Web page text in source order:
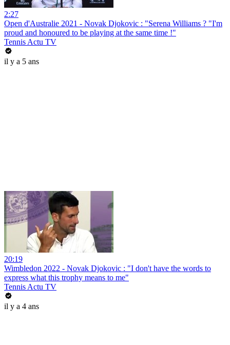
2:27
Open d'Australie 2021 - Novak Djokovic : "Serena Williams ? "I'm
proud and honoured to be playing at the same time !"
Tennis Actu TV
il y a 5 ans
20:19
Wimbledon 2022 - Novak Djokovic : "I don't have the words to
express what this trophy means to me"
Tennis Actu TV
il y a 4 ans